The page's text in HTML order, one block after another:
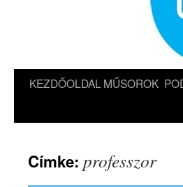
KEZDŐOLDAL MŰSOROK
Címke: professzor